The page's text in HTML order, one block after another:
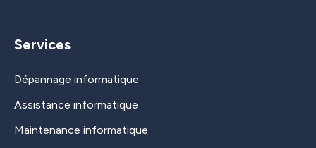
Services
Dépannage informatique
Assistance informatique
Maintenance informatique